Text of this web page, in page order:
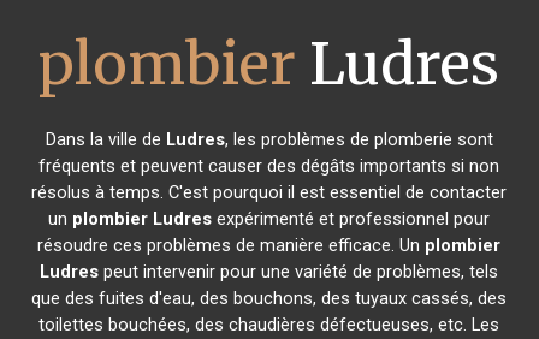
plombier Ludres
Dans la ville de Ludres, les problèmes de plomberie sont
fréquents et peuvent causer des dégâts importants si non
résolus à temps. C'est pourquoi il est essentiel de contacter
un plombier Ludres expérimenté et professionnel pour
résoudre ces problèmes de manière efficace. Un plombier
Ludres peut intervenir pour une variété de problèmes, tels
que des fuites d'eau, des bouchons, des tuyaux cassés, des
toilettes bouchées, des chaudières défectueuses, etc. Les